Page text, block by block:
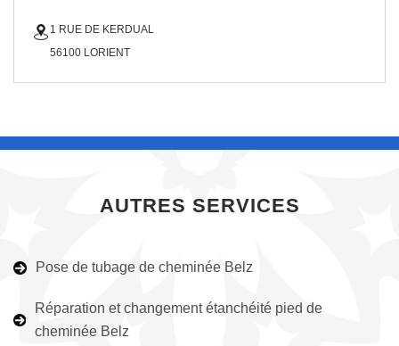
1 RUE DE KERDUAL
56100 LORIENT
AUTRES SERVICES
Pose de tubage de cheminée Belz
Réparation et changement étanchéité pied de
cheminée Belz